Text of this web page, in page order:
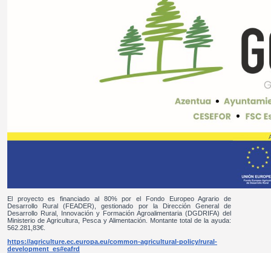
El proyecto es financiado al 80% por el Fondo Europeo Agrario de
Desarrollo Rural (FEADER), gestionado por la Dirección General de
Desarrollo Rural, Innovación y Formación Agroalimentaria (DGDRIFA) del
Ministerio de Agricultura, Pesca y Alimentación. Montante total de la ayuda:
562.281,83€.
https://agriculture.ec.europa.eu/common-agricultural-policy/rural-
development_es#eafrd